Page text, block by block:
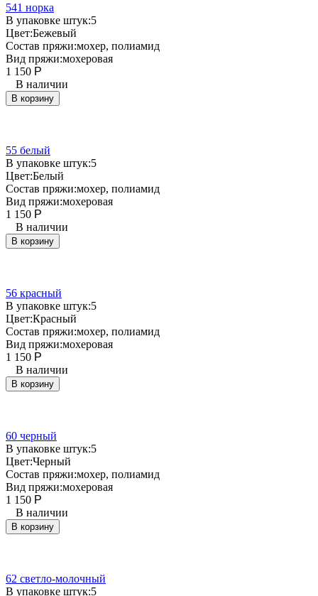
541 норка
В упаковке штук:5
Цвет:Бежевый
Состав пряжи:мохер, полиамид
Вид пряжи:мохеровая
1 150 Р
В наличии
В корзину
55 белый
В упаковке штук:5
Цвет:Белый
Состав пряжи:мохер, полиамид
Вид пряжи:мохеровая
1 150 Р
В наличии
В корзину
56 красный
В упаковке штук:5
Цвет:Красный
Состав пряжи:мохер, полиамид
Вид пряжи:мохеровая
1 150 Р
В наличии
В корзину
60 черный
В упаковке штук:5
Цвет:Черный
Состав пряжи:мохер, полиамид
Вид пряжи:мохеровая
1 150 Р
В наличии
В корзину
62 светло-молочный
В упаковке штук:5